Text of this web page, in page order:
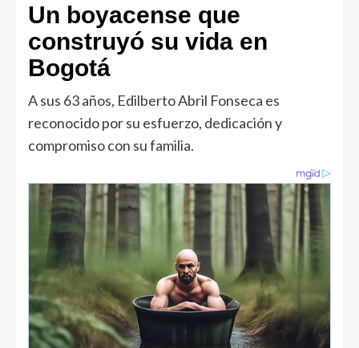
Un boyacense que
construyó su vida en
Bogotá
A sus 63 años, Edilberto Abril Fonseca es
reconocido por su esfuerzo, dedicación y
compromiso con su familia.